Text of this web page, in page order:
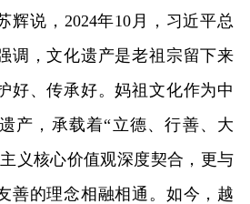
辉说，2024年10月，习近平总
调，文化遗产是老祖宗留下来
好、传承好。妈祖文化作为中
产，承载着“立德、行善、大
义核心价值观深度契合，更与
善的理念相融相通。如今，越